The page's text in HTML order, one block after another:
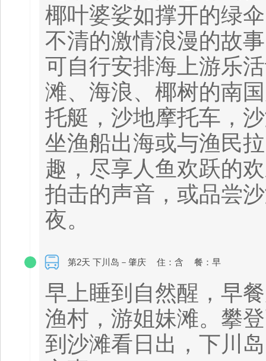
椰叶婆娑如撑开的绿
不清的激情浪漫的故
可自行安排海上游乐
滩、海浪、椰树的南
托艇，沙地摩托车，
坐渔船出海或与渔民
趣，尽享人鱼欢跃的
拍击的声音，或品尝
夜。
第2天 下川岛－肇庆 住：含 餐：早
早上睡到自然醒，早
渔村，游姐妹滩。攀
到沙滩看日出，下川